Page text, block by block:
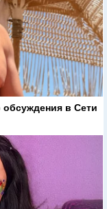
в Сети